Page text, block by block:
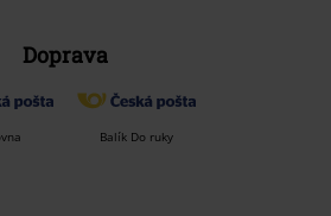
Doprava
Balík Do ruky